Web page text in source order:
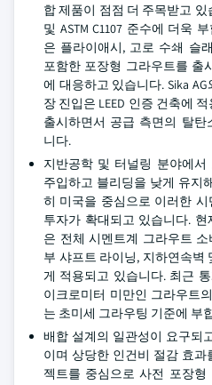
합 제품이 점점 더 주목받고 있
및 ASTM C1107 준수에 더욱
은 플라이애시, 고로 수쇄 슬
포함한 포장형 그라우트를 출
에 대응하고 있습니다. Sika
장 진입은 LEED 인증 건축에
출시하면서 공급 측면의 탈
니다.
지반공학 및 터널링 분야에
주입하고 블리딩을 낮게 유지
히 미국을 중심으로 이러한
투자가 확대되고 있습니다.
은 전체 시멘트계 그라우트 소
부 샤프트 라이닝, 지하연속벽
게 적용되고 있습니다. 최근
이크로미터 미만인 그라우트
는 초미세 그라우팅 기준에 부
배합 설계의 일관성이 요구되
이며 상당한 인건비 절감 효
젝트를 중심으로 사전 포장